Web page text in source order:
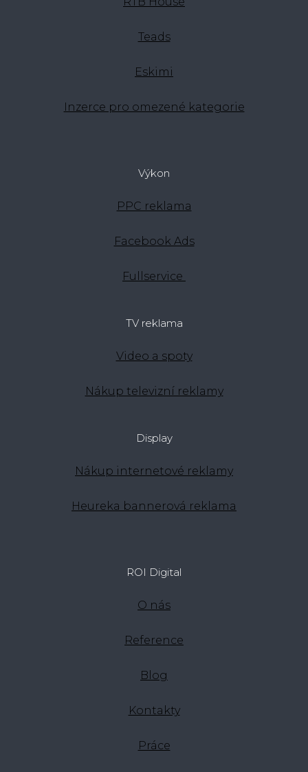
Teads
Eskimi
Inzerce pro omezené kategorie
Výkon
PPC reklama
Facebook Ads
Fullservice
TV reklama
Video a spoty
Nákup televizní reklamy
Display
Nákup internetové reklamy
Heureka bannerová reklama
ROI Digital
O nás
Reference
Blog
Kontakty
Práce